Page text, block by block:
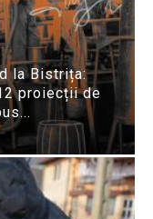
la Bistrița:
proiecții de